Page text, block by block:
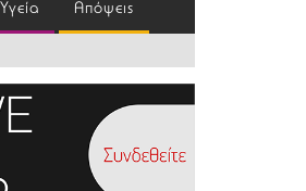
Υγεία Απόψεις